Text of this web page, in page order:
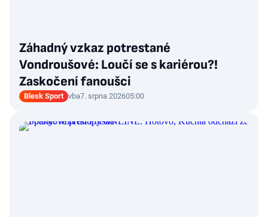
Záhadný vzkaz potrestané
Vondroušové: Loučí se s kariérou?!
Zaskočení fanoušci
Blesk Sport vba7. srpna 202605:00